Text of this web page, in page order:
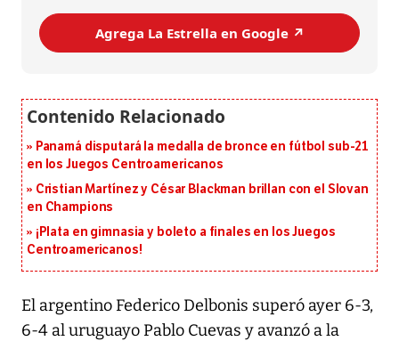
Agrega La Estrella en Google ↗️
Panamá disputará la medalla de bronce en fútbol sub-21
en los Juegos Centroamericanos
Cristian Martínez y César Blackman brillan con el Slovan
en Champions
¡Plata en gimnasia y boleto a finales en los Juegos
Centroamericanos!
El argentino Federico Delbonis superó ayer 6-3,
6-4 al uruguayo Pablo Cuevas y avanzó a la